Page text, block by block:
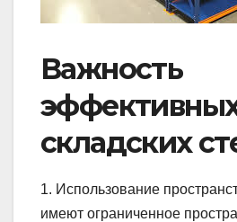
Важность
складских
1. Использование
имеют ограниченное